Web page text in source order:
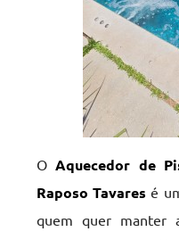
OAquecedor de
Raposo Tavares é
quem quer manter